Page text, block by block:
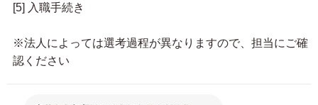
[5] 入職手続き
※法人によっては選考過程が異なりますので、担当にご確
認ください